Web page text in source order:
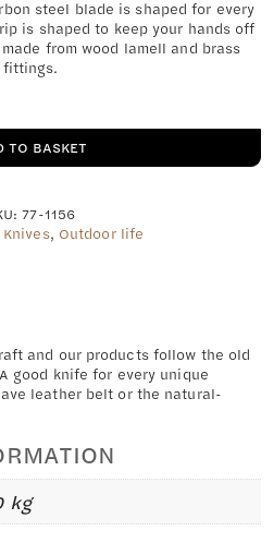
steel blade is shaped for every
is shaped to keep your hands off
from wood lamell and brass
fittings.
TO BASKET
77-1156
Knives, Outdoor life
and our products follow the old
good knife for every unique
leather belt or the natural-
kg